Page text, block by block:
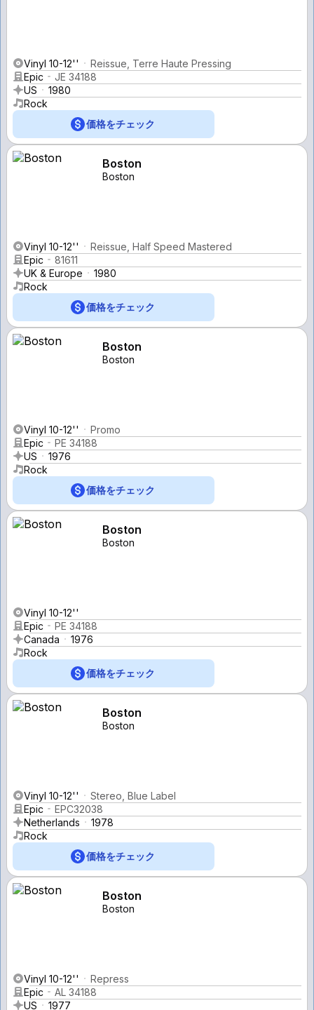
Vinyl 10-12''
Reissue, Terre Haute Pressing
Epic
JE 34188
US
1980
Rock
価格をチェック
Boston
Boston
Vinyl 10-12''
Reissue, Half Speed Mastered
Epic
81611
UK & Europe
1980
Rock
価格をチェック
Boston
Boston
Vinyl 10-12''
Promo
Epic
PE 34188
US
1976
Rock
価格をチェック
Boston
Boston
Vinyl 10-12''
Epic
PE 34188
Canada
1976
Rock
価格をチェック
Boston
Boston
Vinyl 10-12''
Stereo, Blue Label
Epic
EPC32038
Netherlands
1978
Rock
価格をチェック
Boston
Boston
Vinyl 10-12''
Repress
Epic
AL 34188
US
1977